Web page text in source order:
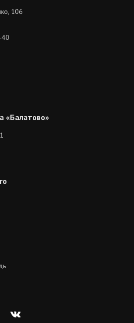
106
«Балатово»
Вконтакте